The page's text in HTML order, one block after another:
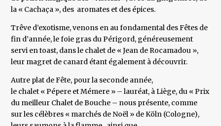
la « Cachaça », des aromates et des épices.
Trêve d’exotisme, venons en au fondamental des Fêtes de
fin d’année, le foie gras du Périgord, généreusement
servi en toast, dans le chalet de « Jean de Rocamadou »,
leur magret de canard étant également à découvrir.
Autre plat de Fête, pour la seconde année,
le chalet « Pépere et Mémere » – lauréat, à Liège, du « Prix
du meilleur Chalet de Bouche – nous présente, comme
sur les célèbres « marchés de Noël » de Köln (Cologne),